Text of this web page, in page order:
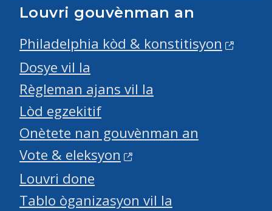
Louvri gouvènman an
Philadelphia kòd & konstitisyon
Dosye vil la
Règleman ajans vil la
Lòd egzekitif
Onètete nan gouvènman an
Vote & eleksyon
Louvri done
Tablo òganizasyon vil la